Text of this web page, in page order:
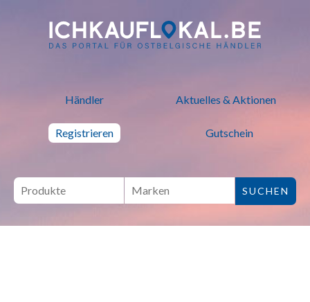
ich kauf lokal - Bei lokalen
Händler Aktuelles & Aktionen
Registrieren Gutschein